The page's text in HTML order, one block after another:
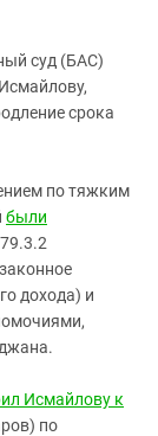
суд (БАС)
срока
по тяжким
были
дохода) и
Исмайлову к
по